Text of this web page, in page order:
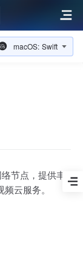
macOS: Swift
节点，提供丰
云服务。